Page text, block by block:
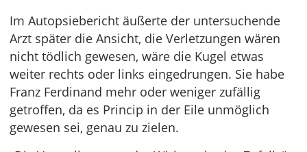
Im Autopsiebericht äußerte der untersuchende
Arzt später die Ansicht, die Verletzungen wären
nicht tödlich gewesen, wäre die Kugel etwas
weiter rechts oder links eingedrungen. Sie habe
Franz Ferdinand mehr oder weniger zufällig
getroffen, da es Princip in der Eile unmöglich
gewesen sei, genau zu zielen.